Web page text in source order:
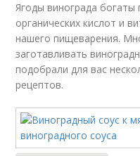
Ягоды винограда
органических кислот и
нашего пищеварения.
заготавливать
подобрали для вас
рецептов.